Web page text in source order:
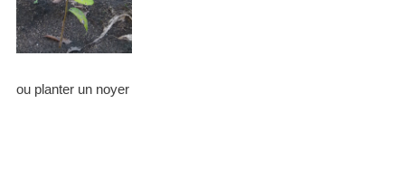
ou planter un noyer